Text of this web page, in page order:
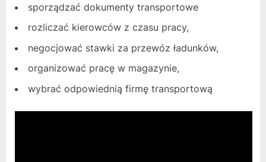
sporządzać dokumenty transportowe
rozliczać kierowców z czasu pracy,
negocjować stawki za przewóz ładunków,
organizować pracę w magazynie,
wybrać odpowiednią firmę transportową